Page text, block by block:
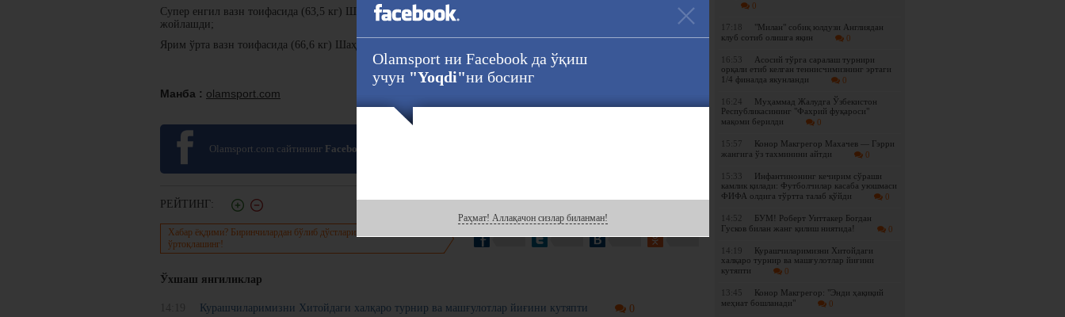
0
17:18
"Милан" собиқ юлдузи Англиядан
клуб сотиб олишга яқин
0
16:53
Асосий тўрга саралаш турнири
орқали етиб келган теннисчимизнинг эртаги
1/4 финалда якунланди
0
16:24
Муҳаммад Жалудга Ўзбекистон
Республикасининг "Фахрий фуқароси"
мақоми берилди
0
15:57
Конор Макгрегор Махачев — Гэрри
жангига ўз тахминини айтди
0
15:33
Инфантинонинг кечирим сўраши
камлик қилади: Футболчилар касаба уюшмаси
ФИФА олдига тўртта талаб қўйди
0
14:52
БУМ! Роберт Уиттакер Богдан
Гусков билан жанг қилиш ниятида!
0
14:19
Курашчиларимизни Хитойдаги
халқаро турнир ва машғулотлар йиғини
кутяпти
0
13:45
Конор Макгрегор: "Энди ҳақиқий
меҳнат бошланади"
0
Супер енгил вазн тоифасида (63,5 кг) Шоҳжаҳон Эргашев ўтган ойдагидан бир поғона юқорилаб, 13-ўринга
жойлашди;
Ярим ўрта вазн тоифасида (66,6 кг) Шаҳрам Ғиёсов 15-ўринда қолди.
Манба : olamsport.com
Olamsport.com сайтининг Facebook
РЕЙТИНГ:
Хабар ёқдими? Биринчилардан бўлиб дўстларингиз билан
ўртоқлашинг!
Ўхшаш янгиликлар
Курашчиларимизни Хитойдаги халқаро турнир ва машғулотлар йиғини кутяпти 0
Olamsport ни Facebook да ўқиш
учун "Yoqdi"ни босинг
Раҳмат! Аллақачон сизлар биланман!